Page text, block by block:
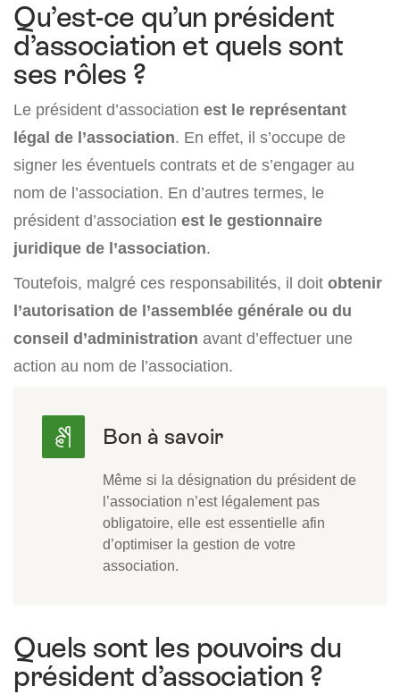
Qu’est-ce qu’un président
d’association et quels sont
ses rôles ?
Le président d’association est le représentant
légal de l’association. En effet, il s’occupe de
signer les éventuels contrats et de s’engager au
nom de l’association. En d’autres termes, le
président d’association est le gestionnaire
juridique de l’association.
Toutefois, malgré ces responsabilités, il doit obtenir
l’autorisation de l’assemblée générale ou du
conseil d’administration avant d’effectuer une
action au nom de l’association.
Même si la désignation du président de
l’association n’est légalement pas
obligatoire, elle est essentielle afin
d’optimiser la gestion de votre
association.
Quels sont les pouvoirs du
président d’association ?